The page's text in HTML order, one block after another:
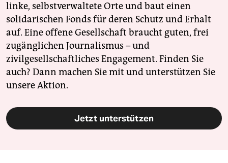
linke, selbstverwaltete Orte und baut einen
solidarischen Fonds für deren Schutz und Erhalt
auf. Eine offene Gesellschaft braucht guten, frei
zugänglichen Journalismus – und
zivilgesellschaftliches Engagement. Finden Sie
auch? Dann machen Sie mit und unterstützen Sie
unsere Aktion.
Jetzt unterstützen